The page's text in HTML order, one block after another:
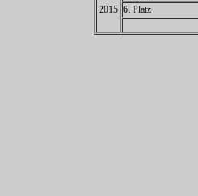
2015 6. Platz